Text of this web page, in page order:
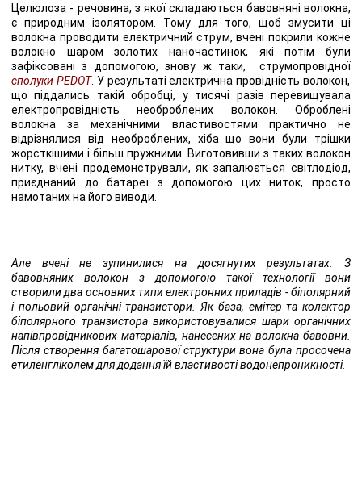
Целюлоза - речовина, з якої складаються бавовняні волокна,
є природним ізолятором. Тому для того, щоб змусити ці
волокна проводити електричний струм, вчені покрили кожне
волокно шаром золотих наночастинок, які потім були
зафіксовані з допомогою, знову ж таки, струмопровідної
сполуки PEDOT. У результаті електрична провідність волокон,
що піддались такій обробці, у тисячі разів перевищувала
електропровідність необроблених волокон. Оброблені
волокна за механічними властивостями практично не
відрізнялися від необроблених, хіба що вони були трішки
жорсткішими і більш пружними. Виготовивши з таких волокон
нитку, вчені продемонстрували, як запалюється світлодіод,
приєднаний до батареї з допомогою цих ниток, просто
намотаних на його виводи.
Але вчені не зупинилися на досягнутих результатах. З
бавовняних волокон з допомогою такої технології вони
створили два основних типи електронних приладів - біполярний
і польовий органічні транзистори. Як база, емітер та колектор
біполярного транзистора використовувалися шари органічних
напівпровідникових матеріалів, нанесених на волокна бавовни.
Після створення багатошарової структури вона була просочена
етиленгліколем для додання їй властивості водонепроникності.